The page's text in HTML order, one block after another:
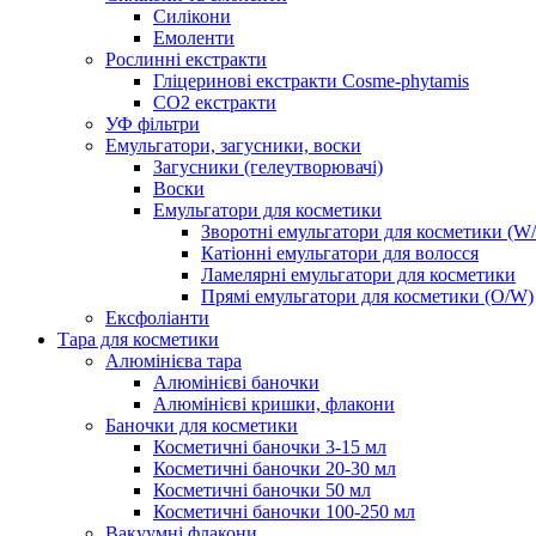
Силікони
Емоленти
Рослинні екстракти
Гліцеринові екстракти Cosme-phytamis
СО2 екстракти
УФ фільтри
Емульгатори, загусники, воски
Загусники (гелеутворювачі)
Воски
Емульгатори для косметики
Зворотні емульгатори для косметики
Катіонні емульгатори для волосся
Ламелярні емульгатори для косметики
Прямі емульгатори для косметики (O/W)
Ексфоліанти
Тара для косметики
Алюмінієва тара
Алюмінієві баночки
Алюмінієві кришки, флакони
Баночки для косметики
Косметичні баночки 3-15 мл
Косметичні баночки 20-30 мл
Косметичні баночки 50 мл
Косметичні баночки 100-250 мл